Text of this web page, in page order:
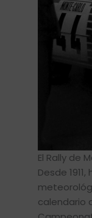
El Rally de
Desde
calendario